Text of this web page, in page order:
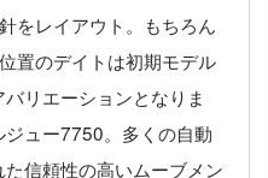
をレイアウト。もちろん
置のデイトは初期モデル
リエーションとなりま
ュー7750。多くの自動
信頼性の高いムーブメン